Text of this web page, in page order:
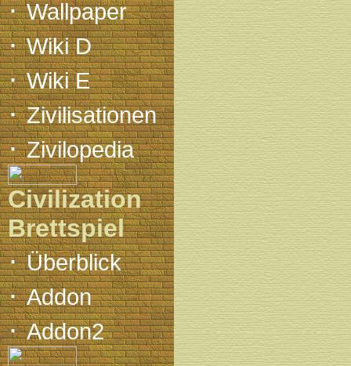
·Wallpaper
·Wiki D
·Wiki E
·Zivilisationen
·Zivilopedia
Civilization
Brettspiel
·Überblick
·Addon
·Addon2